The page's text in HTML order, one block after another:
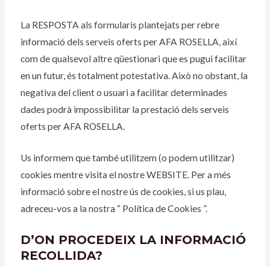
La RESPOSTA als formularis plantejats per rebre
informació dels serveis oferts per AFA ROSELLA, així
com de qualsevol altre qüestionari que es pugui facilitar
en un futur, és totalment potestativa. Això no obstant, la
negativa del client o usuari a facilitar determinades
dades podrà impossibilitar la prestació dels serveis
oferts per AFA ROSELLA.
Us informem que també utilitzem (o podem utilitzar)
cookies mentre visita el nostre WEBSITE. Per a més
informació sobre el nostre ús de cookies, si us plau,
adreceu-vos a la nostra “ Política de Cookies ”.
D’ON PROCEDEIX LA INFORMACIÓ
RECOLLIDA?